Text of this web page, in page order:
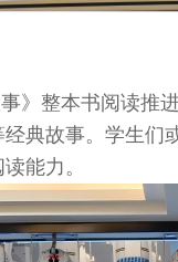
》整本书阅读推
典故事。学生
能力。